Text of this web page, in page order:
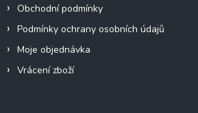
Obchodní podmínky
Podmínky ochrany osobních údajů
Moje objednávka
Vrácení zboží